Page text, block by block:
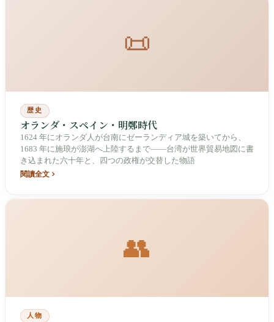
📜
歴史
オランダ・スペイン・明鄭時代
1624 年にオランダ人が台南にゼーランディア城を築いてから、
1683 年に施琅が澎湖へ上陸するまで――台湾が世界貿易地図に書
き込まれた六十年と、四つの政権が交替した物語
閱讀全文
👥
人物